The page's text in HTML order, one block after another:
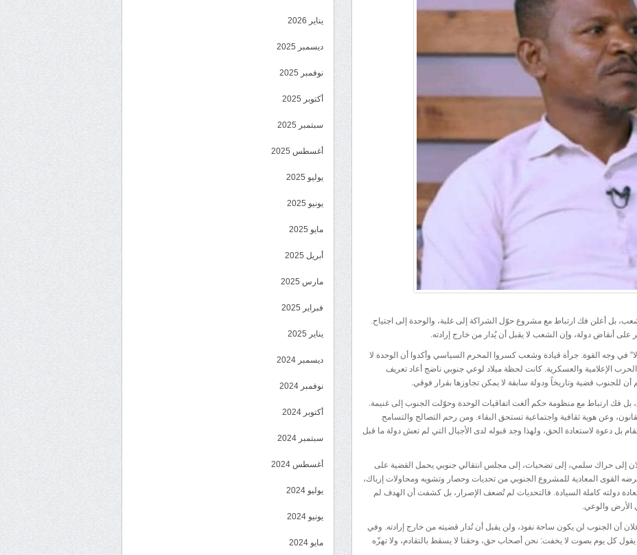
على
الهدف
مغلقة
قطيعة مع شعب، بل أعلن فك ارتباط مع مشروع حوّل الشراكة إلى غلبة، والوحدة إلى اجتياح.
أنقاض دولة، وإن الشعب لا يقبل أن يُدار من خارج إرادته.
في وجه القوة. جرأة قيادة وشعب كسروا المحرم السياسي وأكدوا أن الوحدة لا
الإعلامية والعسكرية. كانت لحظة ميلاد لوعي جنوبي ناضج أعاد تعريف
أن للجنوب قضية وتاريخاً ودولة سابقة لا يمكن تجاوزها بقرار فوقي.
فك ارتباط مع منظومة حكم ألغت اتفاقيات الوحدة وحوّلت الجنوب إلى غنيمة.
وعن هوية ثقافية واجتماعية تستحق البقاء. ومن رحم التصالح والتسامح
بل دعوة لاستعادة الحق، ولهذا وجد قبوله لدى الأجيال التي لم تعش دولة ما قبل
إلى حراك سلمي، إلى تضحيات، إلى مجلس انتقالي جنوبي يحمل القضية على
القوى المعادية للمشروع الجنوبي من تحديات وحصار وتشويه ومحاولات إرباك،
دولته كاملة السيادة. فالتحديات لم تُضعف الإصرار، بل كشفت أن الهدف لم
الأرض والوعي.
أن الجنوب لن يكون ساحة نفوذ، ولن يقبل أن تُدار قضيته من خارج إرادته. وفي
كل يوم بصوت لا يخفت: نحن أصحاب حق، وحقنا لا يسقط بالتقادم، ولا تهزّه
يناير 2026
ديسمبر 2025
نوفمبر 2025
أكتوبر 2025
سبتمبر 2025
أغسطس 2025
يوليو 2025
يونيو 2025
مايو 2025
أبريل 2025
مارس 2025
فبراير 2025
يناير 2025
ديسمبر 2024
نوفمبر 2024
أكتوبر 2024
سبتمبر 2024
أغسطس 2024
يوليو 2024
يونيو 2024
مايو 2024